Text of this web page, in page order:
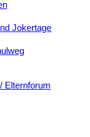
Jokertage
Elternforum